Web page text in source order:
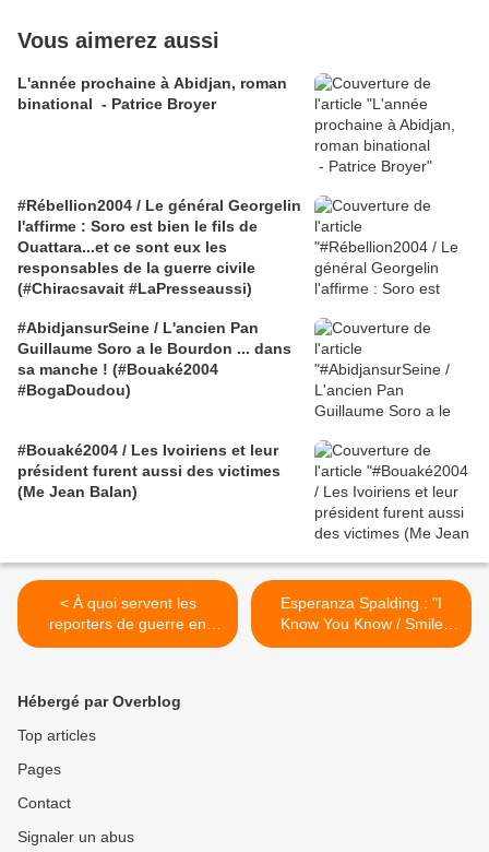
Vous aimerez aussi
L'année prochaine à Abidjan, roman
binational - Patrice Broyer
#Rébellion2004 / Le général Georgelin
l'affirme : Soro est bien le fils de
Ouattara...et ce sont eux les
responsables de la guerre civile
(#Chiracsavait #LaPresseaussi)
#AbidjansurSeine / L'ancien Pan
Guillaume Soro a le Bourdon ... dans
sa manche ! (#Bouaké2004
#BogaDoudou)
#Bouaké2004 / Les Ivoiriens et leur
président furent aussi des victimes
(Me Jean Balan)
< À quoi servent les
reporters de guerre en
Syrie ? - Gil Mihaely,
Esperanza Spalding : "I
Know You Know / Smile
Like That" >
Hébergé par Overblog
Top articles
Pages
Contact
Signaler un abus